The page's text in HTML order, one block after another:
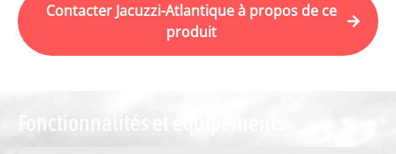
Contacter Jacuzzi-Atlantique à propos de ce
produit
Fonctionnalités et équipements